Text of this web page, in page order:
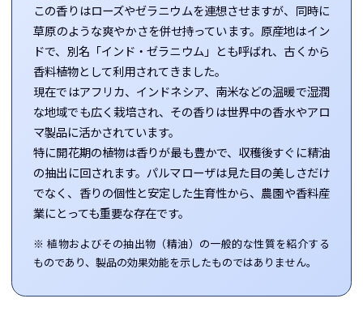
この香りはローズやゼラニウムを連想させますが、同時に
草原のような爽やかさを併せ持っています。原産地はイン
ドで、別名「インド・ゼラニウム」とも呼ばれ、古くから
香料植物として利用されてきました。
現在ではアフリカ、インドネシア、南米などの温暖で湿潤
な地域でも広く栽培され、その香りは世界中の香水やアロ
マ製品に活かされています。
特に開花期の植物は香りが最も豊かで、収穫後すぐに精油
の抽出に回されます。パルマローザは見た目の美しさだけ
でなく、香りの個性と安定した生育性から、農園や香料産
業にとっても重要な存在です。
※ 植物およびその抽出物（精油）の一般的な性質を紹介する
ものであり、製品の効果効能を示したものではありません。